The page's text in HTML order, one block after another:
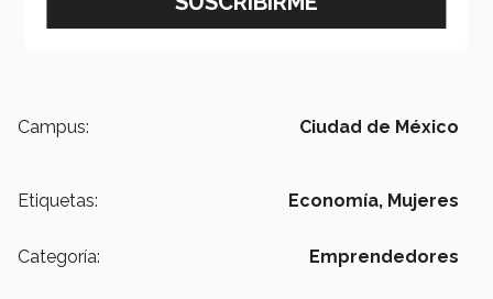
Campus: Ciudad de México
Etiquetas: Economía, Mujeres
Categoría: Emprendedores